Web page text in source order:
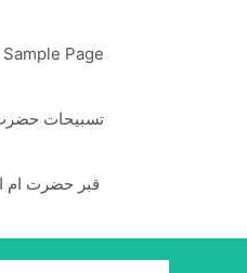
Sample Page
تسبیحات حضرت
قبر حضرت ام